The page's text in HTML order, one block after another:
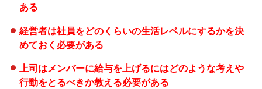
ある
経営者は社員をどのくらいの生活レベルにするかを決
めておく必要がある
上司はメンバーに給与を上げるにはどのような考えや
行動をとるべきか教える必要がある